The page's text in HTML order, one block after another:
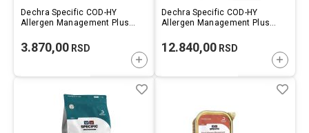
Dechra Specific COD-HY
Allergen Management Plus
3.870,00 RSD
DODAJTE U KORPU
Dechra Specific COD-HY
Allergen Management Plus
12.840,00 RSD
Lista
Uporedi